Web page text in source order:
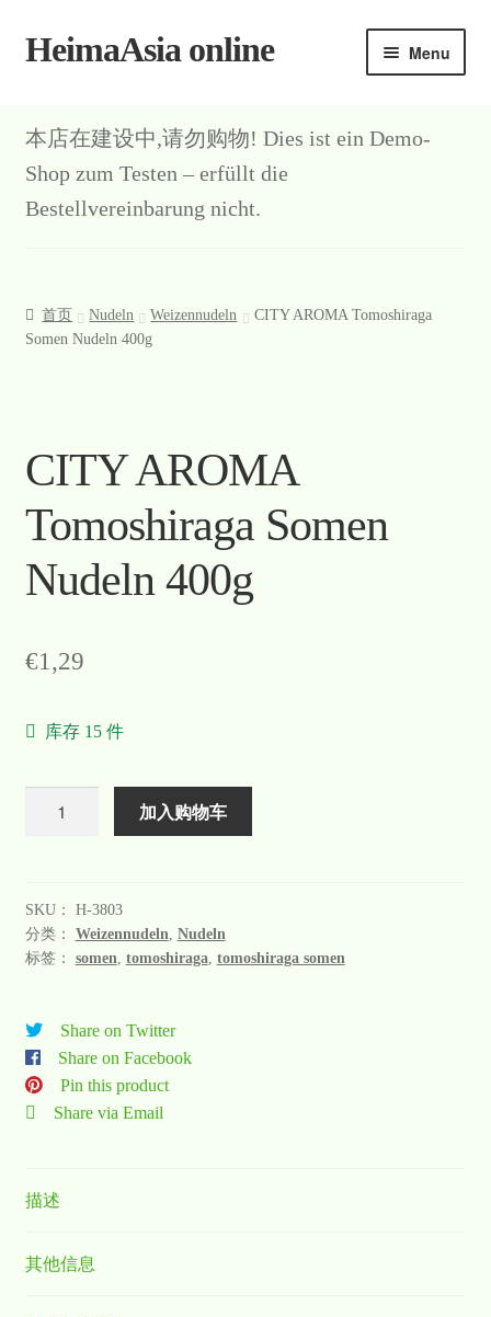
Skip
Skip
HeimaAsia online Menu
本店在建设中,请勿购物! Dies ist ein Demo-
Shop zum Testen – erfüllt die
Bestellvereinbarung nicht.
首页 Nudeln Weizennudeln
CITY AROMA Tomoshiraga
Somen Nudeln 400g
CITY AROMA
Tomoshiraga Somen
Nudeln 400g
€1,29
库存 15 件
加入购物车
SKU： H-3803
分类： Weizennudeln Nudeln
标签： somen tomoshiraga tomoshiraga somen
Share on Twitter
Share on Facebook
Pin this product
Share via Email
描述
其他信息